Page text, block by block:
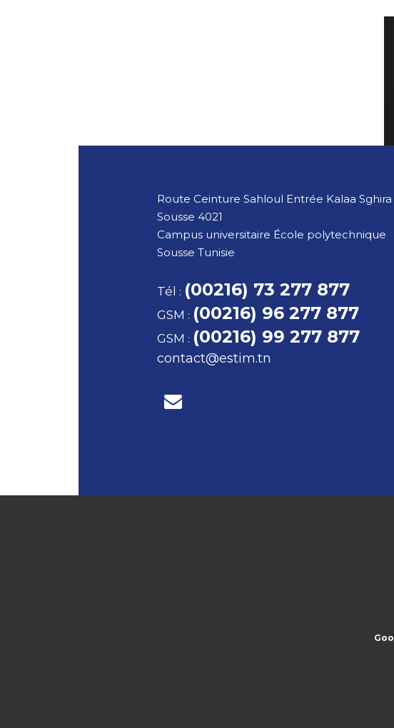
Route Ceinture Sahloul Entrée Kalaa Sghira
Sousse 4021
Campus universitaire École polytechnique
Sousse Tunisie
Tél : (00216) 73 277 877
GSM : (00216) 96 277 877
GSM : (00216) 99 277 877
contact@estim.tn